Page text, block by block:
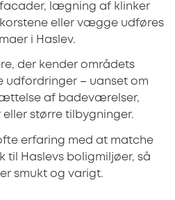
lægning af klinker
eller vægge udføres
i Haslev.
der kender områdets
udfordringer – uanset om
af badeværelser,
større tilbygninger.
erfaring med at matche
til Haslevs boligmiljøer, så
smukt og varigt.